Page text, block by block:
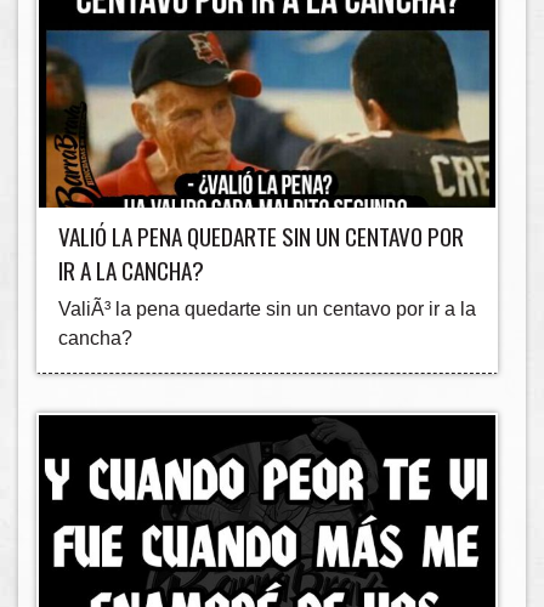
VALIÓ LA PENA QUEDARTE SIN UN CENTAVO POR
IR A LA CANCHA?
ValiÃ³ la pena quedarte sin un centavo por ir a la
cancha?